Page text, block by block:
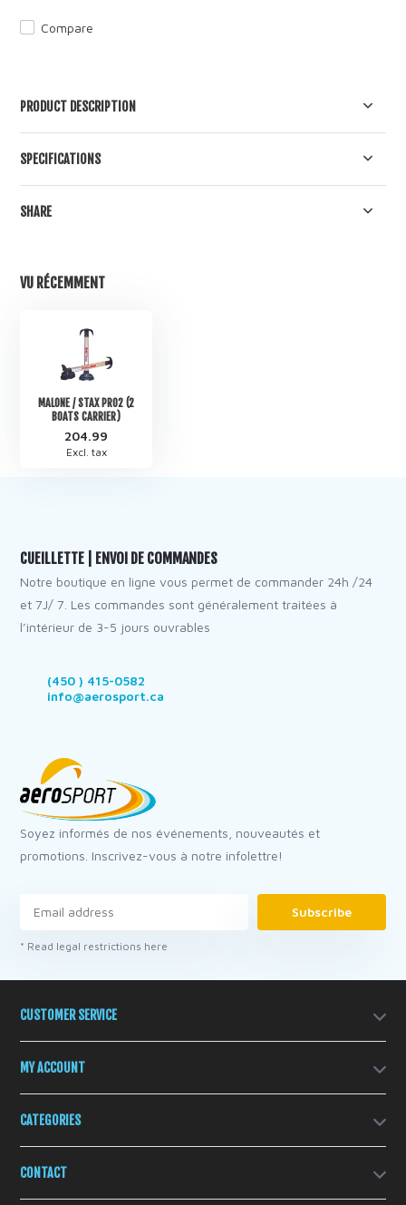
Compare
PRODUCT DESCRIPTION
SPECIFICATIONS
SHARE
VU RÉCEMMENT
MALONE / STAX PRO2 (2
BOATS CARRIER)
204.99
Excl. tax
CUEILLETTE | ENVOI DE COMMANDES
Notre boutique en ligne vous permet de commander 24h /24
et 7J/ 7. Les commandes sont généralement traitées à
l’intérieur de 3-5 jours ouvrables
(450 ) 415-0582
info@aerosport.ca
Soyez informés de nos événements, nouveautés et
promotions. Inscrivez-vous à notre infolettre!
Subscribe
* Read legal restrictions here
CUSTOMER SERVICE
MY ACCOUNT
CATEGORIES
CONTACT